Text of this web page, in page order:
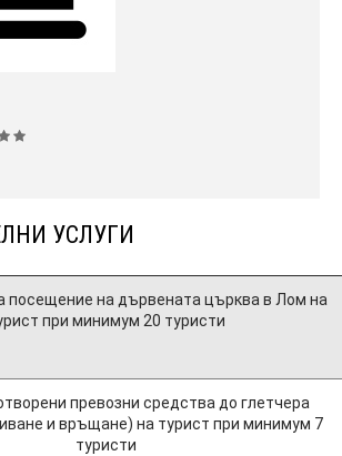
УСЛУГИ
посещение на дървената църква в Лом на
при минимум 20 туристи
превозни средства до глетчера
и връщане) на турист при минимум 7
туристи